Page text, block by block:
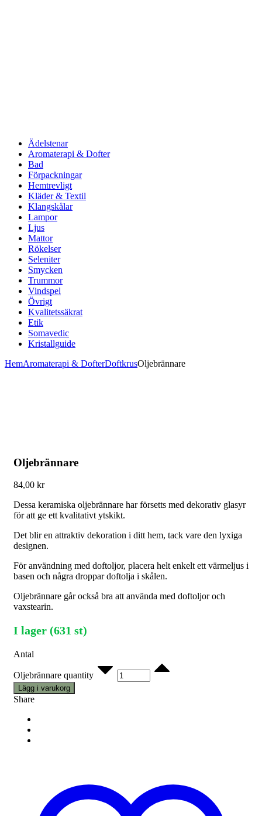
Ädelstenar
Aromaterapi & Dofter
Bad
Förpackningar
Hemtrevligt
Kläder & Textil
Klangskålar
Lampor
Ljus
Mattor
Rökelser
Seleniter
Smycken
Trummor
Vindspel
Övrigt
Kvalitetssäkrat
Etik
Somavedic
Kristallguide
HemAromaterapi & DofterDoftkrusOljebrännare
Oljebrännare
84,00 kr
Dessa keramiska oljebrännare har försetts med dekorativ glasyr
för att ge ett kvalitativt ytskikt.
Det blir en attraktiv dekoration i ditt hem, tack vare den lyxiga
designen.
För användning med doftoljor, placera helt enkelt ett värmeljus i
basen och några droppar doftolja i skålen.
Oljebrännare går också bra att använda med doftoljor och
vaxstearin.
I lager (631 st)
Antal
Oljebrännare quantity
Lägg i varukorg
Share